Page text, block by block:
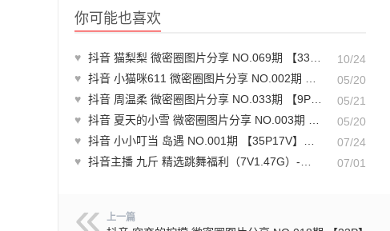
你可能也喜欢
♥ 抖音 猫梨梨 微密圈图片分享 NO.069期 【33P】最新至：2024.9.21
10/24
♥ 抖音 小猫咪611 微密圈图片分享 NO.002期 【26P】最新至：2023.5.17
05/20
♥ 抖音 周温柔 微密圈图片分享 NO.033期 【9P】最新至：2023.8.5
05/21
♥ 抖音 夏天的小雪 微密圈图片分享 NO.003期 【19P】
05/20
♥ 抖音 小小叮当 岛遇 NO.001期 【35P17V】最新至：2025.7.2
07/24
♥ 抖音主播 九斤 精选跳舞福利（7V1.47G）-舞蹈资源 07/01
上一篇